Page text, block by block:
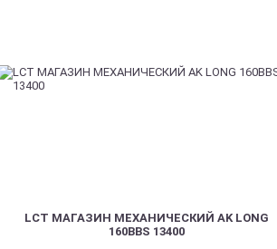
LCT МАГАЗИН МЕХАНИЧЕСКИЙ AK LONG
160BBS 13400